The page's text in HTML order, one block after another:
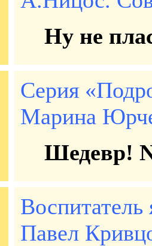
Ну не
Серия
Марина
Шедевр!
Павел